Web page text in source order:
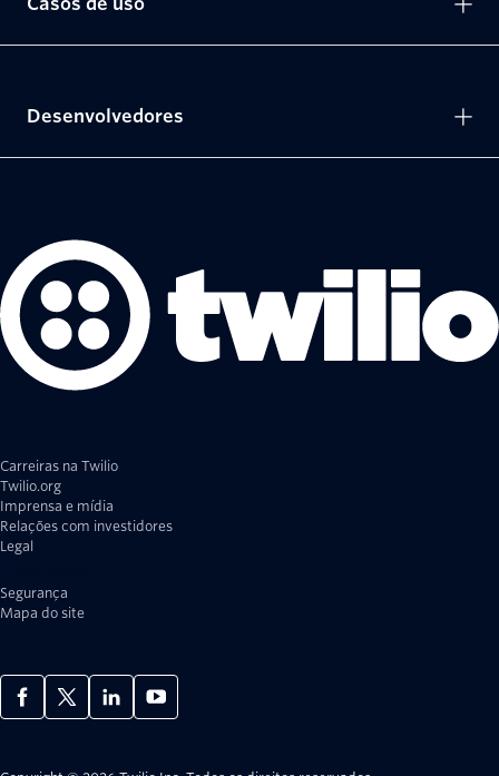
Carreiras na Twilio
Twilio.org
Imprensa e mídia
Relações com investidores
Legal
Segurança
Mapa do site
Desenvolvedores